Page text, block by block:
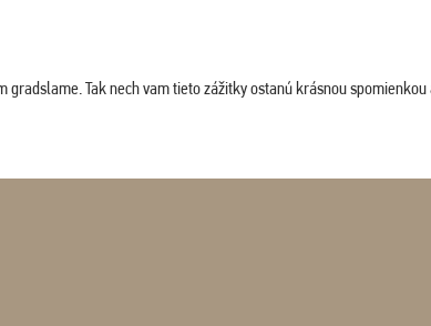
Tak nech vam tieto zážitky ostanú krásnou